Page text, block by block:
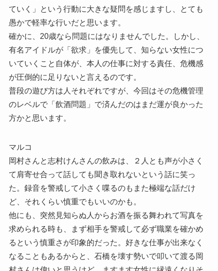
ていく」という行動に大きな疑問を感じますし、とても
愚かで軽率な行いだと思います。
確かに、20歳なら問題にはなりませんでした。しかし、
有名アイドルが「欲求」を優先して、知らない女性につ
いていくこと自体が、本人の仕事に対する責任、危機感
が圧倒的に足りないと言えるのです。
普段の遊び方は人それぞれですが、今回はその危機管理
のレベルで「飲酒問題」で済んだのはまだ運が良かった
方かと思います。
マルコ
岡村さんと志村けんさんの飲みは、２人とも声が小さく
て肩寄せ合って話しても聞き取れないという話に笑っ
た。録音を警戒して小さく喋るのもまた極端な話だけ
ど、それくらい慎重でもいいのかも。
他にも、突然見知らぬ人からお酒を振る舞われて写真を
求められる時も、まず相手を警戒して必ず職業を確かめ
るという慎重さが印象的だった。好きな仕事が出来なく
なることもあるからと、石橋を壊す勢いで叩いて渡る岡